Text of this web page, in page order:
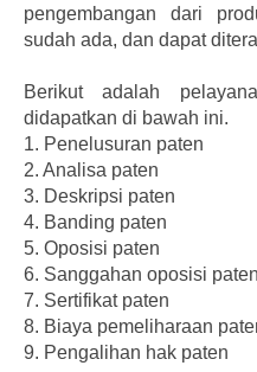
pengembangan dari
sudah ada, dan dapat
Berikut adalah
didapatkan di bawah ini.
1. Penelusuran paten
2. Analisa paten
3. Deskripsi paten
4. Banding paten
5. Oposisi paten
6. Sanggahan oposisi paten
7. Sertifikat paten
8. Biaya pemeliharaan
9. Pengalihan hak paten